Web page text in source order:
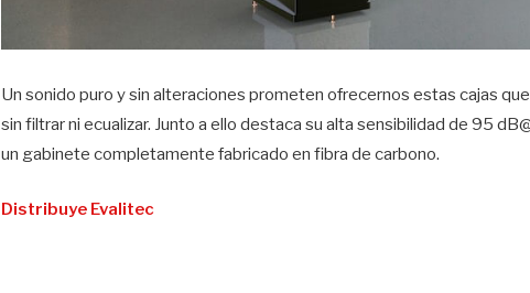
Un sonido puro y sin alteraciones prometen ofrecernos estas cajas
sin filtrar ni ecualizar. Junto a ello destaca su alta sensibilidad de 95
un gabinete completamente fabricado en fibra de carbono.
Distribuye Evalitec